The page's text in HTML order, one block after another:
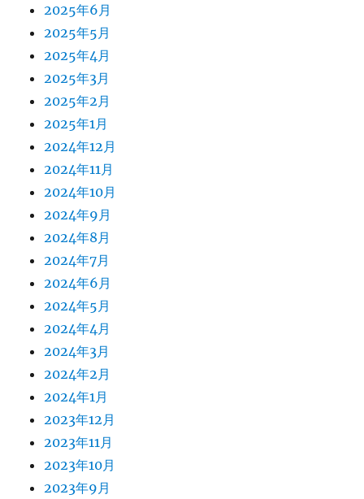
2025年6月
2025年5月
2025年4月
2025年3月
2025年2月
2025年1月
2024年12月
2024年11月
2024年10月
2024年9月
2024年8月
2024年7月
2024年6月
2024年5月
2024年4月
2024年3月
2024年2月
2024年1月
2023年12月
2023年11月
2023年10月
2023年9月